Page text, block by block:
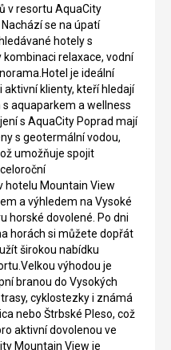
v resortu AquaCity
se na úpatí
hotely s
relaxace, vodní
je ideální
aktivní klienty, kteří hledají
aquaparkem a wellness
s AquaCity Poprad mají
s geotermální vodou,
umožňuje spojit
hotelu Mountain View
a výhledem na Vysoké
horské dovolené. Po dni
horách si můžete dopřát
širokou nabídku
výhodou je
branou do Vysokých
cyklostezky i známá
nebo Štrbské Pleso, což
aktivní dovolenou ve
Mountain View je